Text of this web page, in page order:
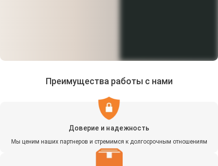
Преимущества работы с нами
Доверие и надежность
Мы ценим наших партнеров и стремимся к долгосрочным отношениям